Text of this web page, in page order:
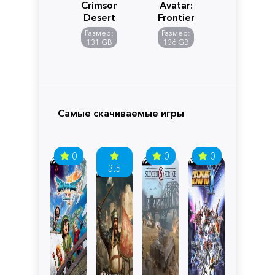
Crimson
Desert
Размер:
131 GB
Avatar:
Frontiers
of
Pandora
Размер:
136 GB
Самые скачиваемые игры
0
3.5
0 0